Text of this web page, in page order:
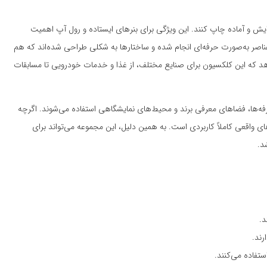
و آماده چاپ کنند. این ویژگی برای بنرهای ایستاده و رول آپ اهمیت
به‌صورت حرفه‌ای انجام شده و ساختارها به شکلی طراحی شده‌اند که هم
که این کلکسیون برای صنایع مختلف، از غذا و خدمات خودرویی تا مسابقات
فضاهای معرفی برند و محیط‌های نمایشگاهی استفاده می‌شوند. اگرچه
واقعی کاملاً کاربردی است. به همین دلیل، این مجموعه می‌تواند برای
می‌کنند.